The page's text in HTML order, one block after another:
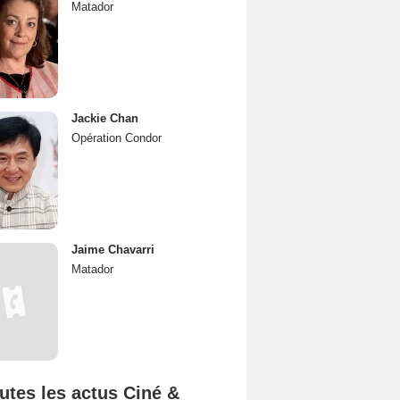
Matador
Jackie Chan
Opération Condor
Jaime Chavarri
Matador
les actus Ciné &